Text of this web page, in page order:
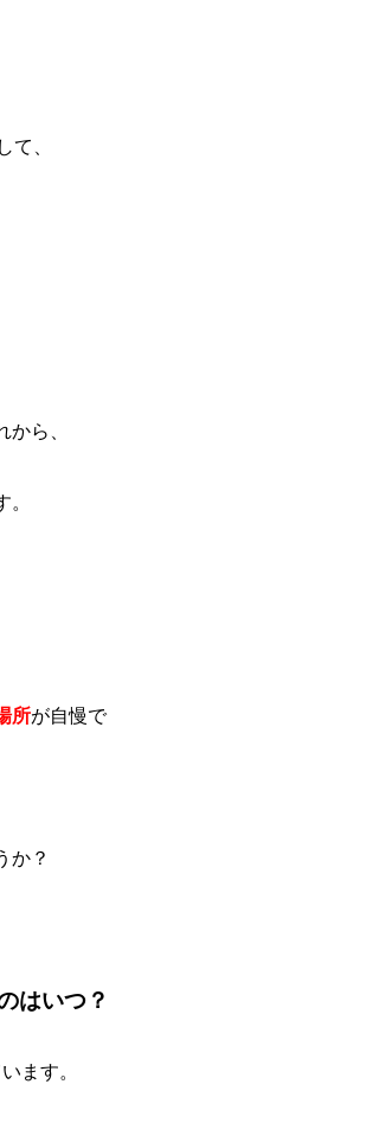
て、
から、
所が自慢で
か？
はいつ？
ます。